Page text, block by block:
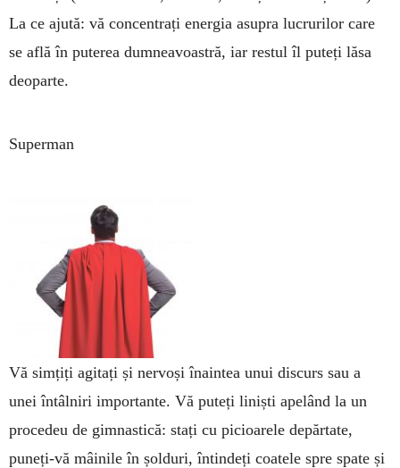
La ce ajută: vă concentrați energia asupra lucrurilor care
se află în puterea dumneavoastră, iar restul îl puteți lăsa
deoparte.
Superman
Vă simțiți agitați și nervoși înaintea unui discurs sau a
unei întâlniri importante. Vă puteți liniști apelând la un
procedeu de gimnastică: stați cu picioarele depărtate,
puneți-vă mâinile în șolduri, întindeți coatele spre spate și